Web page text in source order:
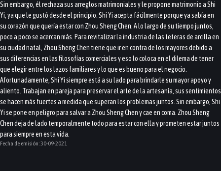
Sin embargo, él rechaza sus arreglos matrimoniales y le propone matrimonio a Shi
Yi, ya que le gustó desde el principio. Shi Yi acepta fácilmente porque ya sabía en
su corazón que quería estar con Zhou Sheng Chen. A lo largo de su tiempo juntos,
poco a poco se acercan más. Para revitalizar la industria de las teteras de arcilla en
su ciudad natal, Zhou Sheng Chen tiene que ir en contra de los mayores debido a
sus diferencias en las filosofías comerciales y eso lo coloca en el dilema de tener
que elegir entre los lazos familiares y lo que es bueno para el negocio.
Afortunadamente, Shi Yi siempre está a su lado para brindarle su mayor apoyo y
aliento. Trabajan en pareja para preservar el arte de la artesanía, sus sentimientos
se hacen más fuertes a medida que superan los problemas juntos. Sin embargo, Shi
Yi se pone en peligro para salvar a Zhou Sheng Chen y cae en coma. Zhou Sheng
Chen deja de lado temporalmente todo para estar con ella y prometen estar juntos
para siempre en esta vida.
Fecha de emisión:30-09-2021